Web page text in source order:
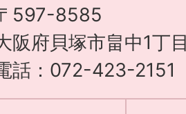
597-8585
阪府貝塚市畠中1丁
話：072-423-2151